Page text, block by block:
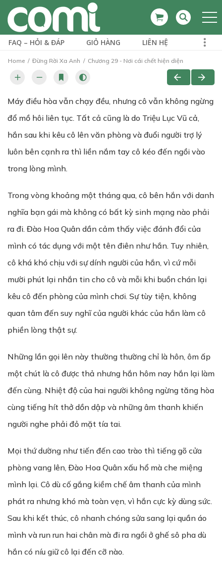
FAQ – HỎI & ĐÁP GIỎ HÀNG LIÊN HỆ
Home Đừng Rời Xa Anh Chương 29 - Nơi cái chết hiện diện
Máy điều hòa vẫn chạy đều, nhưng cô vẫn không ngừng
đổ mồ hôi liên tục. Tất cả cũng là do Triệu Lục Vũ cả,
hắn sau khi kêu cô lên văn phòng và đuổi người trợ lý
luôn bên cạnh ra thì liền nắm tay cô kéo đến ngồi vào
trong lòng mình.
Trong vòng khoảng một tháng qua, cô bên hắn với danh
nghĩa bạn gái mà không có bất kỳ sinh mạng nào phải
ra đi. Đào Hoa Quân dần cảm thấy việc đánh đổi của
mình có tác dụng với một tên điên như hắn. Tuy nhiên,
cô khá khó chịu với sự dính người của hắn, vì cứ mỗi
mười phút lại nhắn tin cho cô và mỗi khi buồn chán lại
kêu cô đến phòng của mình chơi. Sự tùy tiện, không
quan tâm đến suy nghĩ của người khác của hắn làm cô
phiền lòng thật sự.
Những lần gọi lên này thường thường chỉ là hôn, ôm ấp
một chút là cô được thả nhưng hắn hôm nay hắn lại làm
đến cùng. Nhiệt độ của hai người không ngừng tăng hòa
cùng tiếng hít thở dồn dập và những âm thanh khiến
người nghe phải đỏ mặt tía tai.
Mọi thứ dường như tiến đến cao trào thì tiếng gõ cửa
phòng vang lên, Đào Hoa Quân xấu hổ mà che miệng
mình lại. Cô dù cố gắng kiềm chế âm thanh của mình
phát ra nhưng khó mà toàn vẹn, vì hắn cực kỳ dùng sức.
Sau khi kết thúc, cô nhanh chóng sửa sang lại quần áo
mình và run run hai chân mà đi ra ngồi ở ghế sô pha dù
hắn có níu giữ cô lại đến cỡ nào.